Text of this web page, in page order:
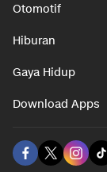
Otomotif
Hiburan
Gaya Hidup
Download Apps